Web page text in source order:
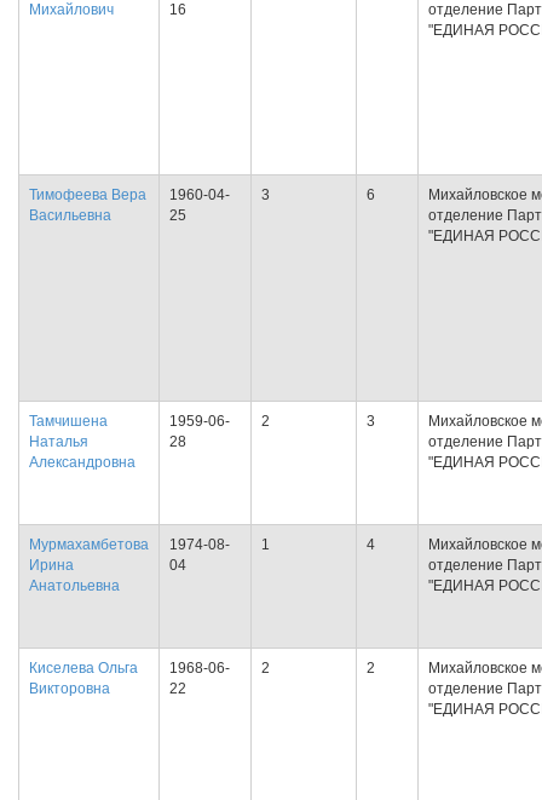
Михайлович
16
отделение
"ЕДИНАЯ
Тимофеева Вера
Васильевна
1960-04-
25
3 6
Михайловское
отделение
"ЕДИНАЯ
Тамчишена
Наталья
Александровна
1959-06-
28
2 3
Михайловское
отделение
"ЕДИНАЯ
Мурмахамбетова
Ирина
Анатольевна
1974-08-
04
1 4
Михайловское
отделение
"ЕДИНАЯ
Киселева Ольга
Викторовна
1968-06-
22
2 2
Михайловское
отделение
"ЕДИНАЯ